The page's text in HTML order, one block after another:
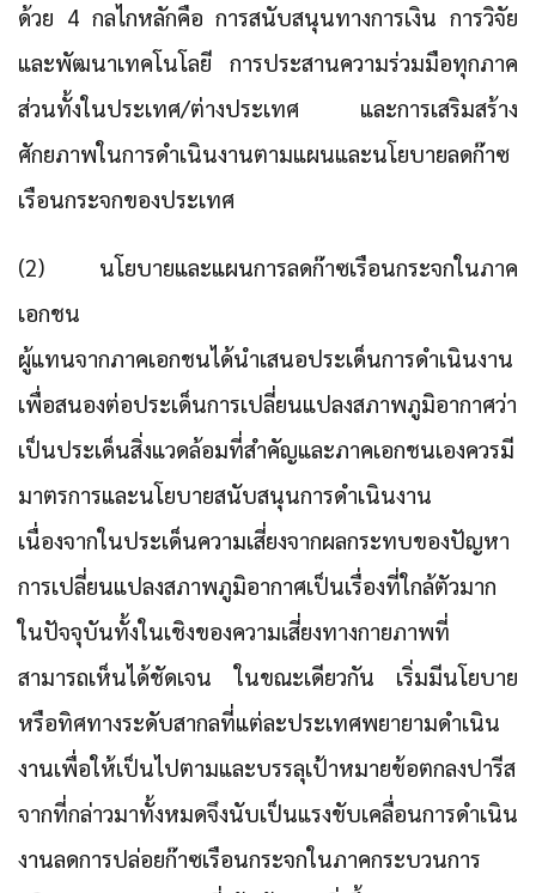
ด้วย 4 กลไกหลักคือ การสนับสนุนทางการเงิน การวิจัย
และพัฒนาเทคโนโลยี การประสานความร่วมมือทุกภาค
ส่วนทั้งในประเทศ/ต่างประเทศ และการเสริมสร้าง
ศักยภาพในการดำเนินงานตามแผนและนโยบายลดก๊าซ
เรือนกระจกของประเทศ
(2) นโยบายและแผนการลดก๊าซเรือนกระจกในภาค
เอกชน
ผู้แทนจากภาคเอกชนได้นำเสนอประเด็นการดำเนินงาน
เพื่อสนองต่อประเด็นการเปลี่ยนแปลงสภาพภูมิอากาศว่า
เป็นประเด็นสิ่งแวดล้อมที่สำคัญและภาคเอกชนเองควรมี
มาตรการและนโยบายสนับสนุนการดำเนินงาน
เนื่องจากในประเด็นความเสี่ยงจากผลกระทบของปัญหา
การเปลี่ยนแปลงสภาพภูมิอากาศเป็นเรื่องที่ใกล้ตัวมาก
ในปัจจุบันทั้งในเชิงของความเสี่ยงทางกายภาพที่
สามารถเห็นได้ชัดเจน ในขณะเดียวกัน เริ่มมีนโยบาย
หรือทิศทางระดับสากลที่แต่ละประเทศพยายามดำเนิน
งานเพื่อให้เป็นไปตามและบรรลุเป้าหมายข้อตกลงปารีส
จากที่กล่าวมาทั้งหมดจึงนับเป็นแรงขับเคลื่อนการดำเนิน
งานลดการปล่อยก๊าซเรือนกระจกในภาคกระบวนการ